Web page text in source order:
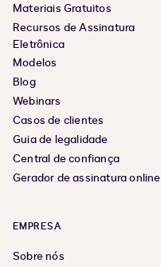
Materiais Gratuitos
Recursos de Assinatura
Eletrônica
Modelos
Blog
Webinars
Casos de clientes
Guia de legalidade
Central de confiança
Gerador de assinatura online
EMPRESA
Sobre nós